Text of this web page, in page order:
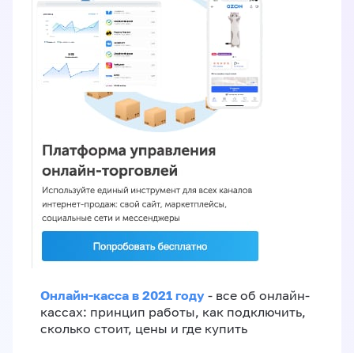
Онлайн-касса в 2021 году - все об онлайн-
кассах: принцип работы, как подключить,
сколько стоит, цены и где купить